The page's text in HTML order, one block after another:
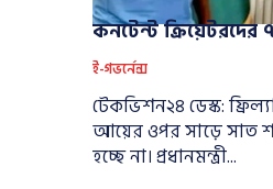
কনটেন্ট ক্রিয়েটরদের
ই-গভর্নেন্স
টেকভিশন২৪ ডেস্ক:
আয়ের ওপর সাড়ে সাত
হচ্ছে না। প্রধানমন্ত্রী...